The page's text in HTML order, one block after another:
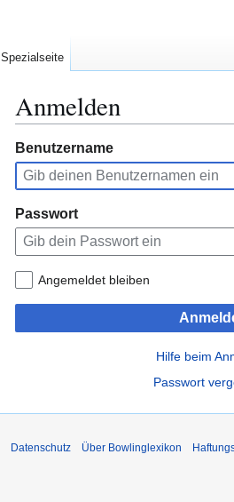
Anmelden
Zur
Navigation
springen
Zur
Suche
springen
Benutzername
Passwort
Angemeldet bleiben
Hilfe beim
Passwort
Spezialseite
Datenschutz Über Bowlinglexikon